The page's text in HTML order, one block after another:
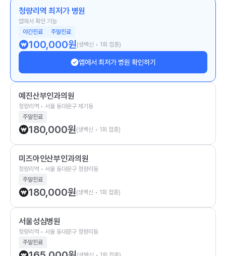
청량리역 최저가 병원
앱에서 확인 가능
야간진료
주말진료
100,000원(생백신 • 1회 접종)
앱에서 최저가 병원 확인하기
예진산부인과의원
청량리역 • 서울 동대문구 제기동
주말진료
180,000원(생백신 • 1회 접종)
미즈아인산부인과의원
청량리역 • 서울 동대문구 청량리동
주말진료
180,000원(생백신 • 1회 접종)
서울성심병원
청량리역 • 서울 동대문구 청량리동
주말진료